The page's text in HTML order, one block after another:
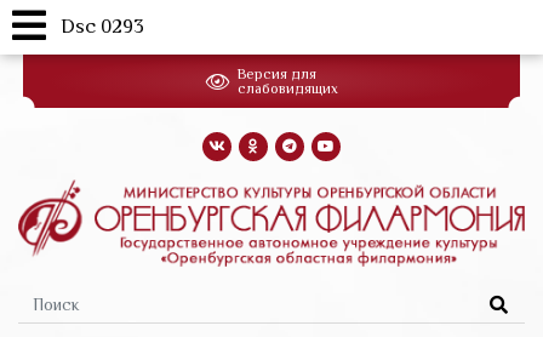
Перейти
основному
Форма
поиска
Версия для
слабовидящих
Dsc 0293